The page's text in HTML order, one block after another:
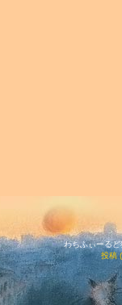
わちふぃーる
投稿